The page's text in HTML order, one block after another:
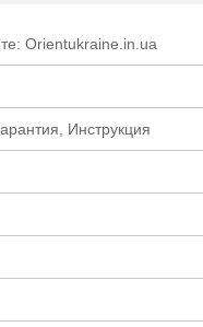
Orientukraine.in.ua
Инструкция